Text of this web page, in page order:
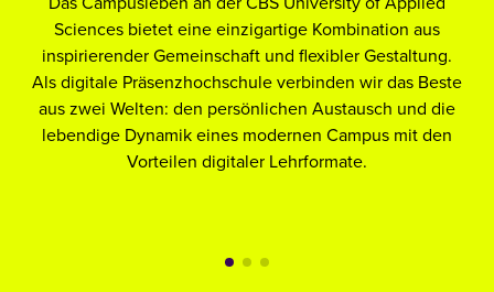
Sciences bietet eine einzigartige Kombination aus
inspirierender Gemeinschaft und flexibler Gestaltung.
Als digitale Präsenzhochschule verbinden wir das Beste
aus zwei Welten: den persönlichen Austausch und die
lebendige Dynamik eines modernen Campus mit den
Vorteilen digitaler Lehrformate.